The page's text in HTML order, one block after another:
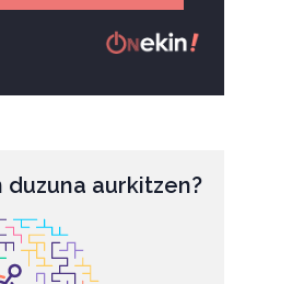
duzuna aurkitzen?